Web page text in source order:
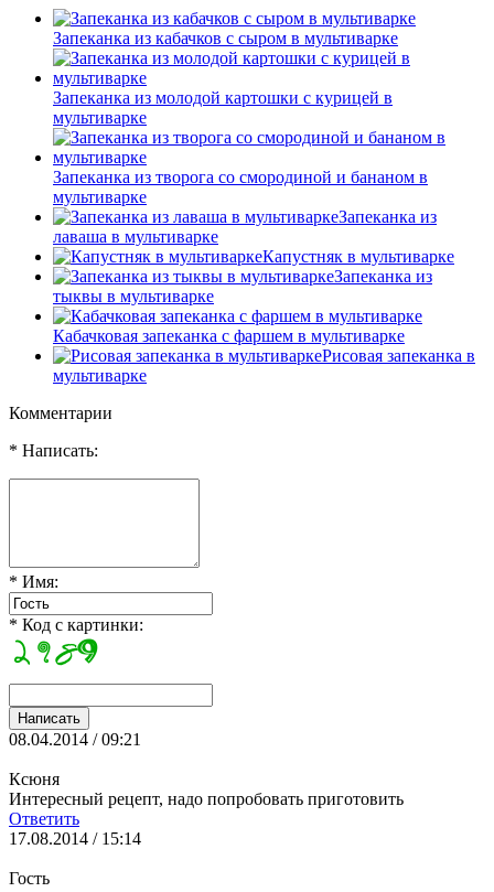
Запеканка из кабачков с сыром в мультиварке
Запеканка из молодой картошки с курицей в
мультиварке
Запеканка из творога со смородиной и бананом в
мультиварке
Запеканка из
лаваша в мультиварке
Капустняк в мультиварке
Запеканка из
тыквы в мультиварке
Кабачковая запеканка с фаршем в мультиварке
Рисовая запеканка в
мультиварке
Комментарии
* Написать:
* Имя:
* Код с картинки:
08.04.2014 / 09:21
Ксюня
Интересный рецепт, надо попробовать приготовить
Ответить
17.08.2014 / 15:14
Гость